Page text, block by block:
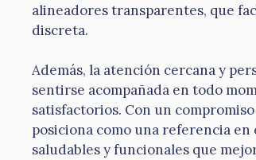
alineadores transparentes, que
discreta.
Además, la atención cercana y
sentirse acompañada en todo
satisfactorios. Con un
posiciona como una referencia
saludables y funcionales que